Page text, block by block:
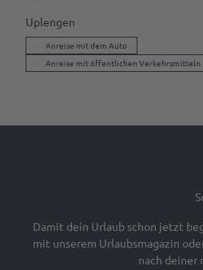
Uplengen
Anreise mit dem Auto
Anreise mit öffentlichen Verkehrsmitteln
Damit dein Urlaub schon jetzt
mit unserem Urlaubsmagazin
nach deiner